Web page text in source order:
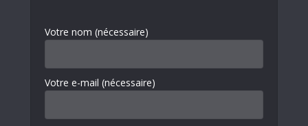
Votre nom (nécessaire)
Votre e-mail (nécessaire)